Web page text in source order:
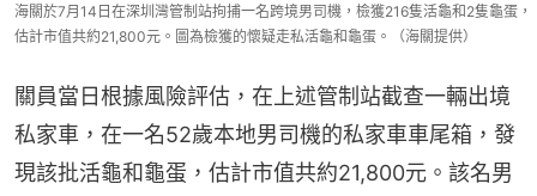
海關於7月14日在深圳灣管制站拘捕一名跨境男司機，檢獲216隻活龜和2隻龜蛋，
估計市值共約21,800元。圖為檢獲的懷疑走私活龜和龜蛋。（海關提供）
關員當日根據風險評估，在上述管制站截查一輛出境
私家車，在一名52歲本地男司機的私家車車尾箱，發
現該批活龜和龜蛋，估計市值共約21,800元。該名男